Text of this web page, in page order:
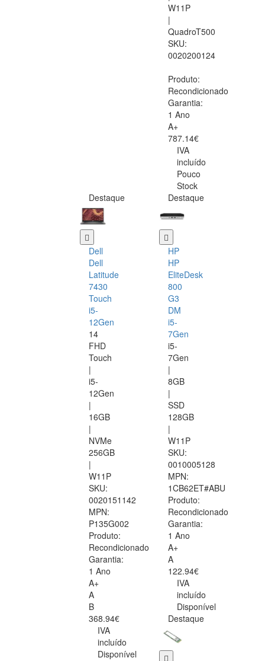
W11P
|
QuadroT500
SKU:
0020200124
Produto:
Recondicionado
Garantia:
1 Ano
A+
787.14€
IVA
incluído
Pouco
Stock
Destaque
Dell
Dell
Latitude
7430
Touch
i5-
12Gen
14
FHD
Touch
|
i5-
12Gen
|
16GB
|
NVMe
256GB
|
W11P
SKU:
0020151142
MPN:
P135G002
Produto:
Recondicionado
Garantia:
1 Ano
A+
A
B
368.94€
IVA
incluído
Disponível
Destaque
HP
HP
EliteDesk
800
G3
DM
i5-
7Gen
i5-
7Gen
|
8GB
|
SSD
128GB
|
W11P
SKU:
0010005128
MPN:
1CB62ET#ABU
Produto:
Recondicionado
Garantia:
1 Ano
A+
A
122.94€
IVA
incluído
Disponível
Destaque